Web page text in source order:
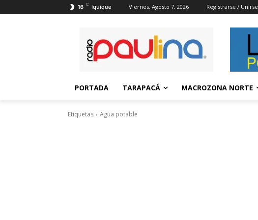
16 C Iquique Viernes, Agosto 7, 2026 Registrarse / Unirse
PORTADA TARAPACÁ MACROZONA NORTE
Etiquetas Agua potable